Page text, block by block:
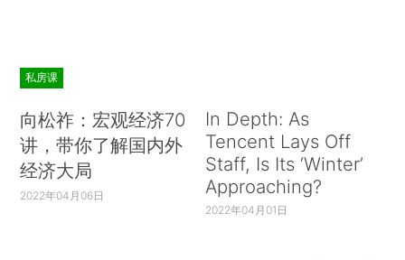
私房课
向松祚：宏观经济70
讲，带你了解国内外
经济大局
2022年04月06日
In Depth: As
Tencent Lays Off
Staff, Is Its ‘Winter’
Approaching?
2022年04月01日